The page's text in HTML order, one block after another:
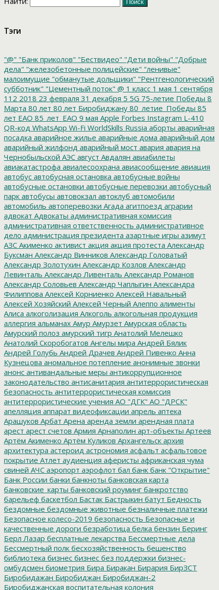
Тэги
"@" "Банк приколов" "Бествидео" "Дети войны" "Добрые
дела" "железобетонные полицейские" "ленивые"
малоимущие "обманутые дольщики" "Рентгенологический
субботник" "Цементный поток" @ 1 класс 1 мая 1 сентября
112 2018 23 февраля 31 декабря 5 5G 75-летие Победы 8
Марта 80 лет 80 лет Биробиджану 80_летие_Победы 85
лет ЕАО 85_лет_ЕАО 9 мая Apple Forbes Instagram L-410
QR-код WhatsApp Wi-Fi WorldSkills Russia аборты аварийная
посадка аварийное жилье аварийные дома аварийный дом
аварийный жилфонд аварийный мост авария авария на
Чернобыльской АЭС август Авдалян авиабилеты
авиакатастрофа авиалесоохрана авиасообщение авиация
автобус автобусная остановка автобусные войны
автобусные остановки автобусные перевозки автобусный
парк автобусы автовокзал автоклуб автомобили
автомобиль автоперевозки Агада агитпоезд аграрии
адвокат Адвокаты административная комиссия
административная ответственность административное
дело администрация президента азартные игры азимут
АЗС Акименко активист акция акция протеста Александр
Буксман Александр Винников Александр Головатый
Александр Золотухин Александр Козлов Александр
Левинталь Александр Ливенталь Александр Романов
Александр Соловьев Александр Чаплыгин Александра
Филиппова Алексей Корниенко Алексей Навальный
Алексей Хозяйский Алексей Черный Алеппо алименты
Алиса алкоголизация Алкоголь алкогольная продукция
аллергия альманах Амур Амурзет Амурская область
Амурский полоз амурский тигр Анатолий Мелешко
Анатолий Скоробогатов Ангелы мира Андрей Бялик
Андрей Голубь Андрей Драчев Андрей Пивенко Анна
Кузнецова аномальное потепление анонимные звонки
анонс антивандальные меры антикоррупционное
законодательство антисанитария антитеррористическая
безопасность антитеррористическая комиссия
антитеррористические учения АО "ДГК" АО "ДРСК"
апелляция аппарат видеофиксации апрель аптека
Арашуков Арбат Арена аренда земли арендная плата
арест арест счетов Армия Арнаполин арт-объекты Артеев
Артём Акименко Артём Куликов Архангельск архив
архитектура астероид астрономия асфальт асфальтовое
покрытие Атлет аудиенция аферисты африканская чума
свиней АЧС аэропорт аэрофлот бал банк банк "Открытие"
Банк России банки банкноты банковская карта
банковские_карты банковский роуминг банкротство
барельеф баскетбол Бастак Бастрыкин батут Бедность
бездомные бездомные животные безналичные платежи
Безопасное колесо-2019 безопасность Безопасные и
качественные дороги безработица белка бензин Беринг
Берл Лазар бесплатные лекарства Бессмертные дела
Бессмертный полк бесхозяйственность бешенство
библиотека бизнес бизнес без поддержки бизнес-
омбудсмен биометрия Бира Биракан Бирария БирЗСТ
Биробидажан Биробиджан Биробиджан-2
Биробиджанская воспитательная колония